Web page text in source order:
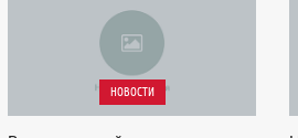
НОВОСТИ